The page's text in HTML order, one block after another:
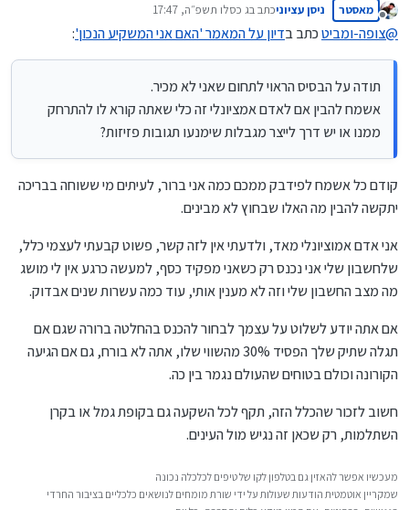
ממנו או יש דרך לייצר מגבלות שימנעו תגובות פזיזות?
מנותק
מאסטר ניסן עציוניכתב בג כסלו תשפ״ה, 17:47
נערך לאחרונה על ידי
@צופה-ומביטכתב בדיון על המאמר 'האם אני המשקיע הנכון':
תודה על הבסיס הראוי לתחום שאני לא מכיר.
אשמח להבין אם לאדם אמציונלי זה כלי שאתה קורא לו להתרחק
ממנו או יש דרך לייצר מגבלות שימנעו תגובות פזיזות?
קודם כל אשמח לפידבק ממכם כמה אני ברור, לעיתים מי ששוחה בבריכה
יתקשה להבין מה האלו שבחוץ לא מבינים.
אני אדם אמוציונלי מאד, ולדעתי אין לזה קשר, פשוט קבעתי לעצמי כלל,
שלחשבון שלי אני נכנס רק כשאני מפקיד כסף, למעשה כרגע אין לי מושג
מה מצב החשבון שלי וזה לא מענין אותי, עוד כמה עשרות שנים אבדוק.
אם אתה יודע לשלוט על עצמך לבחור להכנס בהחלטה ברורה שגם אם
תגלה שתיק שלך הפסיד 30% מהשווי שלו, אתה לא בורח, גם אם הגיעה
הקורונה וכולם בטוחים שהעולם נגמר בין כה.
חשוב לזכור שהכלל הזה, תקף לכל השקעה גם בקופת גמל או בקרן
השתלמות, רק שכאן זה נגיש מול העינים.
מעכשיו אפשר להאזין גם בטלפון לקו של טיפים לכלכלה נכונה
שמקריין אוטמטית הודעות שעולות על ידי שורת מומחים לנושאים כלכליים בציבור החרדי